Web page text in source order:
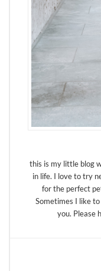
this is my little blog
in life. I love to try
for the perfect
Sometimes I like
you. Please